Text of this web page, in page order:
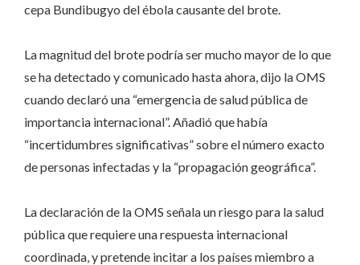
cepa Bundibugyo del ébola causante del brote.
La magnitud del brote podría ser mucho mayor de lo que
se ha detectado y comunicado hasta ahora, dijo la OMS
cuando declaró una “emergencia de salud pública de
importancia internacional”. Añadió que había
“incertidumbres significativas” sobre el número exacto
de personas infectadas y la “propagación geográfica”.
La declaración de la OMS señala un riesgo para la salud
pública que requiere una respuesta internacional
coordinada, y pretende incitar a los países miembro a